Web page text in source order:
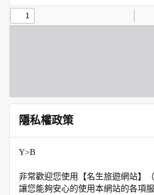
隱私權政策
Y>B
非常歡迎您使用【名生旅遊網站】
讓您能夠安心的使用本網站的各項